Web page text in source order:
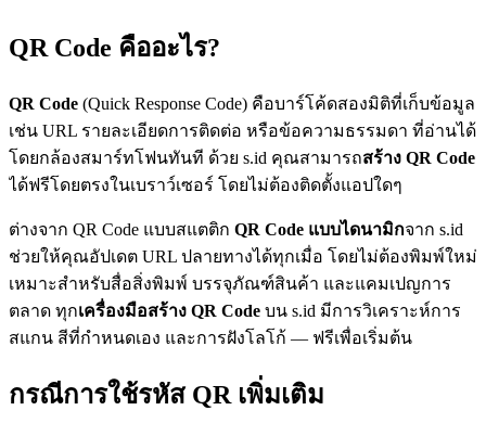
QR Code คืออะไร?
QR Code (Quick Response Code) คือบาร์โค้ดสองมิติที่เก็บข้อมูล
เช่น URL รายละเอียดการติดต่อ หรือข้อความธรรมดา ที่อ่านได้
โดยกล้องสมาร์ทโฟนทันที ด้วย s.id คุณสามารถสร้าง QR Code
ได้ฟรีโดยตรงในเบราว์เซอร์ โดยไม่ต้องติดตั้งแอปใดๆ
ต่างจาก QR Code แบบสแตติก QR Code แบบไดนามิกจาก s.id
ช่วยให้คุณอัปเดต URL ปลายทางได้ทุกเมื่อ โดยไม่ต้องพิมพ์ใหม่
เหมาะสำหรับสื่อสิ่งพิมพ์ บรรจุภัณฑ์สินค้า และแคมเปญการ
ตลาด ทุกเครื่องมือสร้าง QR Code บน s.id มีการวิเคราะห์การ
สแกน สีที่กำหนดเอง และการฝังโลโก้ — ฟรีเพื่อเริ่มต้น
กรณีการใช้รหัส QR เพิ่มเติม